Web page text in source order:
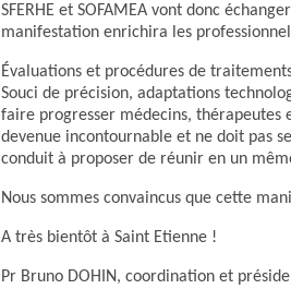
SFERHE et SOFAMEA vont donc
manifestation enrichira les
Évaluations et procédures de
Souci de précision, adaptations
faire progresser médecins, thérapeutes
devenue incontournable et ne doit pas
conduit à proposer de réunir en un
Nous sommes convaincus que cette
A très bientôt à Saint Etienne !
Pr Bruno DOHIN, coordination et